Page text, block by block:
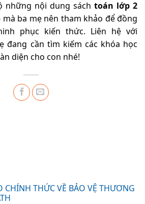
những nội dung sách toán lớp 2
mà ba mẹ nên tham khảo để đồng
phục kiến thức. Liên hệ với
đang cần tìm kiếm các khóa học
diện cho con nhé!
CHÍNH THỨC VỀ BẢO VỆ THƯƠNG